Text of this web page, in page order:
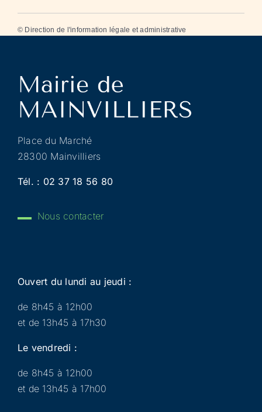
© Direction de l'information légale et administrative
Place du Marché
28300 Mainvilliers
Tél. : 02 37 18 56 80
Nous contacter
Ouvert du lundi au jeudi :
de 8h45 à 12h00
et de 13h45 à 17h30
Le vendredi :
de 8h45 à 12h00
et de 13h45 à 17h00